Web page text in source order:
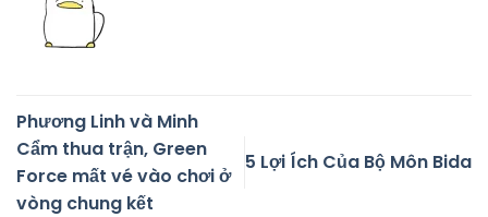
Phương Linh và Minh
Cẩm thua trận, Green
Force mất vé vào chơi ở
vòng chung kết
5 Lợi Ích Của Bộ Môn Bida